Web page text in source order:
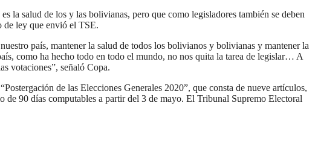
la salud de los y las bolivianas, pero que como legisladores también se deben
de ley que envió el TSE.
país, mantener la salud de todos los bolivianos y bolivianas y mantener la
como ha hecho todo en todo el mundo, no nos quita la tarea de legislar… A
votaciones”, señaló Copa.
de las Elecciones Generales 2020”, que consta de nueve artículos,
de 90 días computables a partir del 3 de mayo. El Tribunal Supremo Electoral